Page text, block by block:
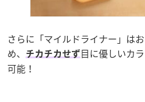
さらに「マイルドライナー」は
め、
チカチカせず 目に優しいカ
可能！